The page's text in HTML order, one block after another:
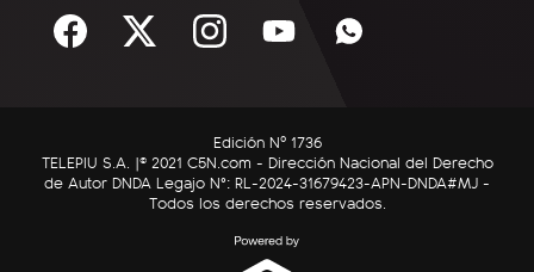
Sociedad
C5N Autos
RatingCero
Términos y condiciones
Edición Nº 1736
TELEPIU S.A. |© 2021 C5N.com - Dirección Nacional del Derecho
de Autor DNDA Legajo N°: RL-2024-31679423-APN-DNDA#MJ -
Todos los derechos reservados.